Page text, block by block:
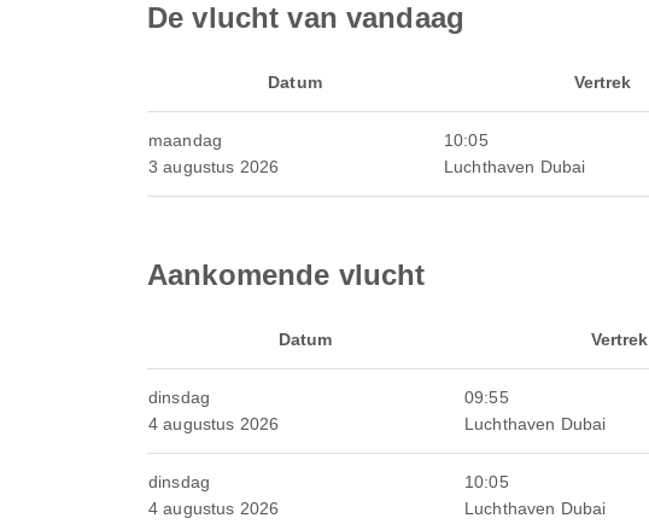
De vlucht van vandaag
Datum Vertrek
maandag
3 augustus 2026
10:05
Luchthaven Dubai
Aankomende vlucht
Datum Vertrek
dinsdag
4 augustus 2026
09:55
Luchthaven Dubai
dinsdag
4 augustus 2026
10:05
Luchthaven Dubai